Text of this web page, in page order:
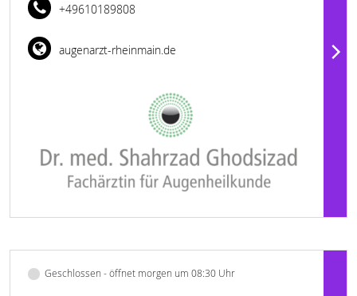
+49610189808
augenarzt-rheinmain.de
Geschlossen - öffnet morgen um 08:30 Uhr